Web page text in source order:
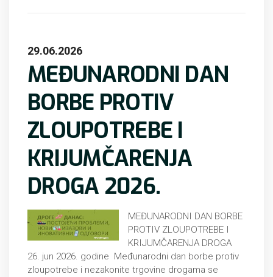
29.06.2026
MEĐUNARODNI DAN
BORBE PROTIV
ZLOUPOTREBE I
KRIJUMČARENJA
DROGA 2026.
MEĐUNARODNI DAN BORBE
PROTIV ZLOUPOTREBE I
KRIJUMČARENJA DROGA
26. jun 2026. godine Međunarodni dan borbe protiv
zloupotrebe i nezakonite trgovine drogama se